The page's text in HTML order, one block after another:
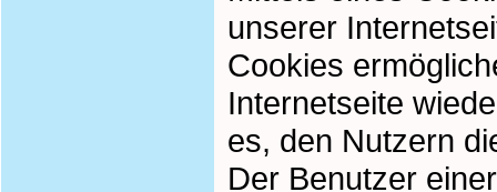
unserer
Cookies
Internetseite
es, den Nutzern
Der Benutzer